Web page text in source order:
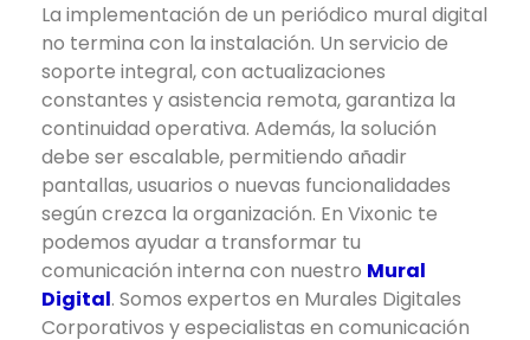
La implementación de un periódico mural digital
no termina con la instalación. Un servicio de
soporte integral, con actualizaciones
constantes y asistencia remota, garantiza la
continuidad operativa. Además, la solución
debe ser escalable, permitiendo añadir
pantallas, usuarios o nuevas funcionalidades
según crezca la organización. En Vixonic te
podemos ayudar a transformar tu
comunicación interna con nuestro Mural
Digital. Somos expertos en Murales Digitales
Corporativos y especialistas en comunicación